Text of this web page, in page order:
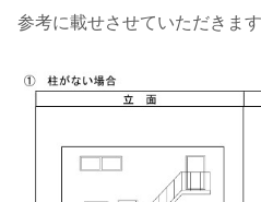
参考に載せさせていただきます